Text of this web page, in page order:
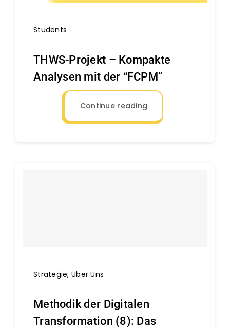
Students
THWS-Projekt – Kompakte
Analysen mit der “FCPM”
Continue reading
Strategie, Über Uns
Methodik der Digitalen
Transformation (8): Das